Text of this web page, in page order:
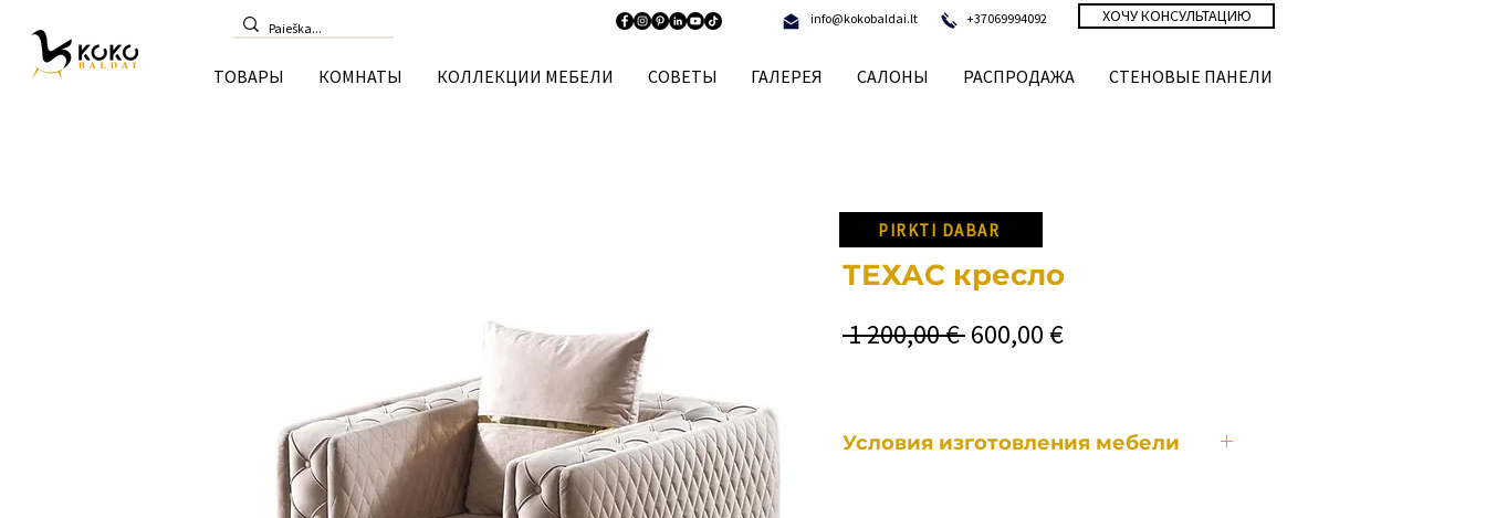
info@kokobaldai.lt +37069994092 ХОЧУ КОНСУЛЬТАЦИЮ
ТОВАРЫ КОМНАТЫ КОЛЛЕКЦИИ МЕБЕЛИ СОВЕТЫ ГАЛЕРЕЯ САЛОНЫ РАСПРОДАЖА СТЕНОВЫЕ ПАНЕЛИ
ТЕХАС кресло
1 200,00 € Обычная
600,00 €Спеццена
Условия изготовления мебели
PIRKTI DABAR